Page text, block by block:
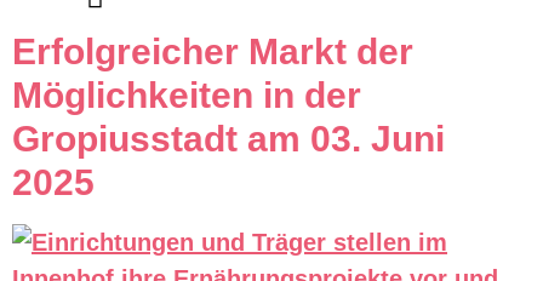
Erfolgreicher Markt der
Möglichkeiten in der
Gropiusstadt am 03. Juni
2025